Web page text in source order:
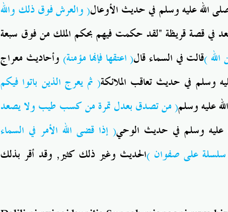
الله عليه وسلم في حديث الأوعال( والعرش فوق ذلك والله
في قصة قريظة "لقد حكمت فيهم بحكم الملك من فوق سبعة
الله)قالت في السماء قال( اعتقها فإنها مؤمنة) وأحاديث معراج
وسلم في حديث تعاقب الملائكة( ثم يعرج الذين باتوا فيكم
عليه وسلم(من تصدق بعدل تمرة من كسب طيب ولا يصعد
عليه وسلم في حديث الوحي( إذا قضى الله الأمر في السماء
سلسلة على صفوان )الحديث وغير ذلك كثير, وقد أقر بذلك